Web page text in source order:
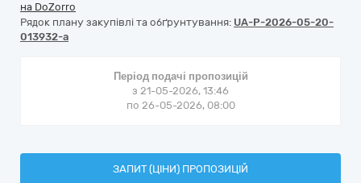
на DoZorro
Рядок плану закупівлі та обґрунтування: UA-P-2026-05-20-
013932-a
Період подачі пропозицій
з 21-05-2026, 13:46
по 26-05-2026, 08:00
ЗАПИТ (ЦІНИ) ПРОПОЗИЦІЙ